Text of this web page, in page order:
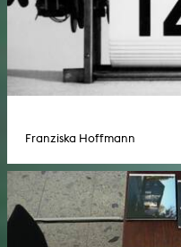
Franziska Hoffmann